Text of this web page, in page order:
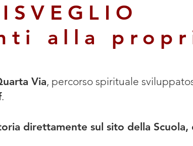
alla
Via, percorso spirituale
.
direttamente sul sito della Scuola,